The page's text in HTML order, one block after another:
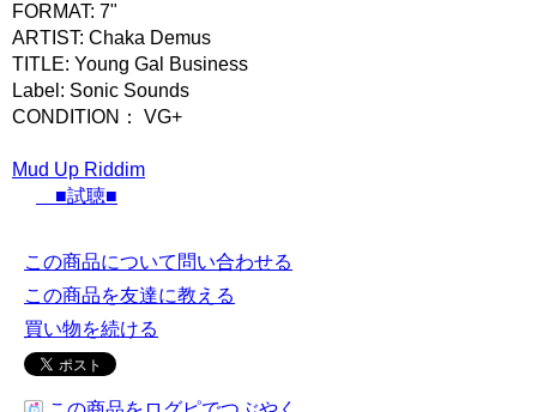
FORMAT: 7"
ARTIST: Chaka Demus
TITLE: Young Gal Business
Label: Sonic Sounds
CONDITION： VG+
Mud Up Riddim
■試聴■
この商品について問い合わせる
この商品を友達に教える
買い物を続ける